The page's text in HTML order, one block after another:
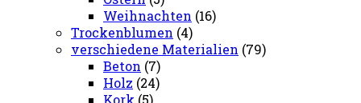
Weihnachten (16)
Trockenblumen (4)
verschiedene Materialien (79)
Beton (7)
Holz (24)